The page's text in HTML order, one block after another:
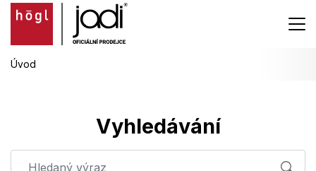
Úvod
Vyhledávání